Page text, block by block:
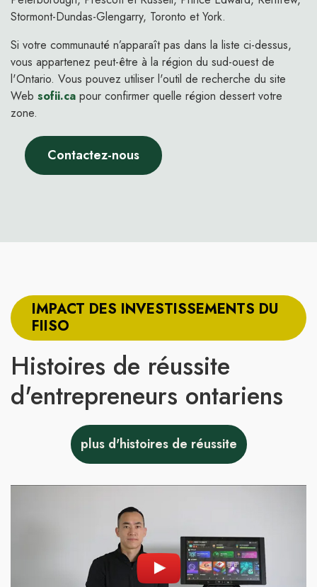
Stormont-Dundas-Glengarry, Toronto et York.
Si votre communauté n’apparaît pas dans la liste ci-dessus,
vous appartenez peut-être à la région du sud-ouest de
l'Ontario. Vous pouvez utiliser l'outil de recherche du site
Web sofii.ca pour confirmer quelle région dessert votre
zone.
Contactez-nous
IMPACT DES INVESTISSEMENTS DU
FIISO
Histoires de réussite
d'entrepreneurs ontariens
plus d'histoires de réussite